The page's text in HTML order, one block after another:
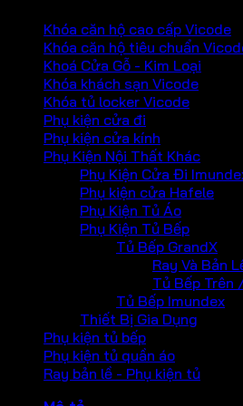
Khóa căn hộ cao cấp Vicode
Khóa căn hộ tiêu chuẩn
Khoá Cửa Gỗ - Kim Loại
Khóa khách sạn Vicode
Khóa tủ locker Vicode
Phụ kiện cửa đi
Phụ kiện cửa kính
Phụ Kiện Nội Thất Khác
Phụ Kiện Cửa Đi
Phụ kiện cửa Hafele
Phụ Kiện Tủ Áo
Phụ Kiện Tủ Bếp
Tủ Bếp GrandX
Ray Và Bản
Tủ Bếp Trên
Tủ Bếp Imundex
Thiết Bị Gia Dụng
Phụ kiện tủ bếp
Phụ kiện tủ quần áo
Ray bản lề - Phụ kiện tủ